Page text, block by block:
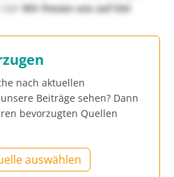
Sie!Wir freuen uns auf Sie!
nach aktuellen
Beiträge sehen? Dann
bevorzugten Quellen
auswählen